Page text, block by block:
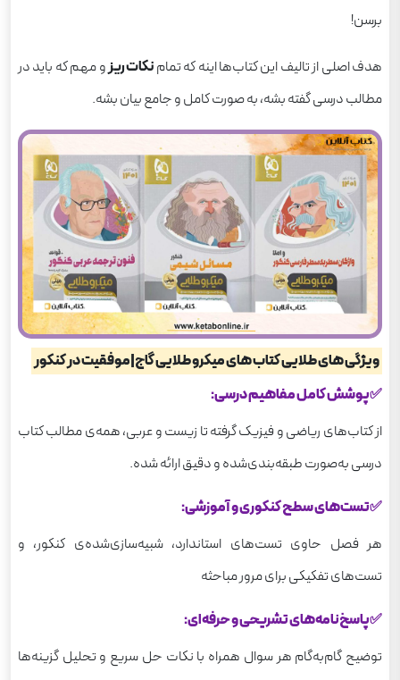
برسن!
هدف اصلی از تالیف این کتاب‌ها اینه که تمامنکات ریزو مهم که باید در
مطالب درسی گفته بشه، به صورت کامل و جامع بیان بشه.
ویژگی های طلایی کتاب های میکرو طلایی گاج|موفقیت در کنکور
✅پوشش کامل مفاهیم درسی:
از کتاب‌های ریاضی و فیزیک گرفته تا زیست و عربی، همه‌ی مطالب کتاب
درسی به‌صورت طبقه‌بندی‌شده و دقیق ارائه شده‌.
✅تست‌های سطح کنکوری و آموزشی:
هر فصل حاوی تست‌های استاندارد، شبیه‌سازی‌شده‌ی کنکور، و
تست‌های تفکیکی برای مرور مباحثه
✅پاسخ‌نامه‌های تشریحی و حرفه‌ای:
توضیح گام‌به‌گام هر سوال همراه با نکات حل سریع و تحلیل گزینه‌ها